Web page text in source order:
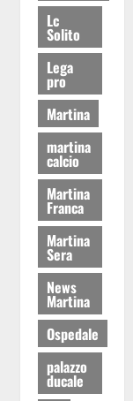
Lc
Solito
Lega
pro
Martina
martina
calcio
Martina
Franca
Martina
Sera
News
Martina
Ospedale
palazzo
ducale